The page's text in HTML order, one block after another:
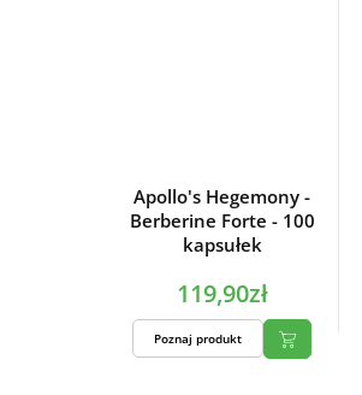
Apollo's Hegemony -
Berberine Forte - 100
kapsułek
119,90zł
Poznaj produkt